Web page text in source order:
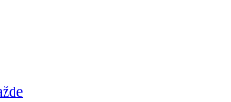
zastava)
muzej)